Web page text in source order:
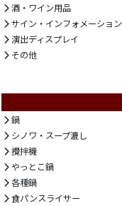
酒・ワイン用品
サイン・インフォメーション
演出ディスプレイ
その他
鍋
シノワ・スープ漉し
攪拌機
やっとこ鍋
各種鍋
食パンスライサー